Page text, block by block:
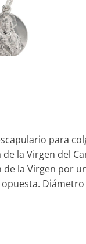
para
la Virgen del
de la Virgen por